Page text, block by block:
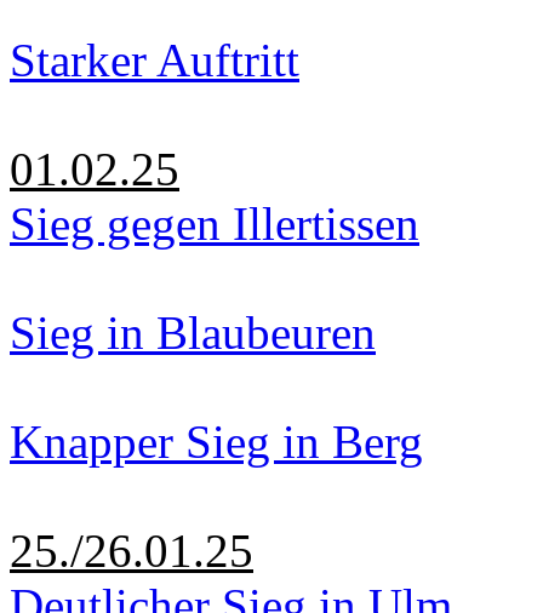
Starker Auftritt
01.02.25
Sieg gegen Illertissen
Sieg in Blaubeuren
Knapper Sieg in Berg
25./26.01.25